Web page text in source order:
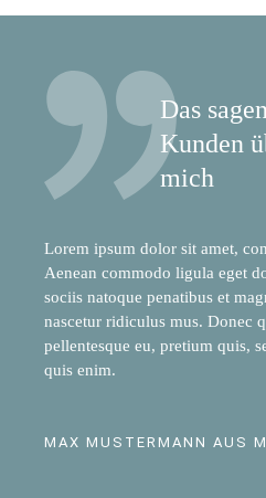
Das
Kunden
mich
Lorem ipsum dolor sit amet,
Aenean commodo ligula eget
sociis natoque penatibus et
nascetur ridiculus mus. Donec
pellentesque eu, pretium quis,
quis enim.
MAX MUSTERMANN AUS